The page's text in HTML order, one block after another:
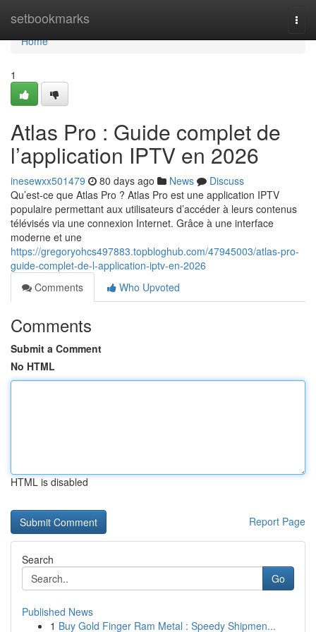
setbookmarks
Home
Home
1
Atlas Pro : Guide complet de
l’application IPTV en 2026
inesewxx501479 80 days ago News
Discuss
Qu’est-ce que Atlas Pro ? Atlas Pro est une application IPTV
populaire permettant aux utilisateurs d’accéder à leurs contenus
télévisés via une connexion Internet. Grâce à une interface
moderne et une
https://gregoryohcs497883.topbloghub.com/47945003/atlas-pro-
guide-complet-de-l-application-iptv-en-2026
Comments
Who Upvoted
Comments
Submit a Comment
No HTML
HTML is disabled
Report Page
Search
Go
Published News
1 Buy Gold Finger Ram Metal : Speedy Shipmen...